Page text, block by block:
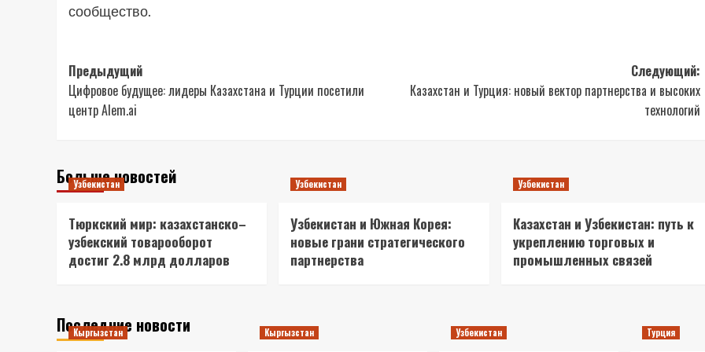
сообщество.
Навигация
записи
Предыдущий
Цифровое будущее: лидеры Казахстана и Турции посетили
центр Alem.ai
Следующий:
Казахстан и Турция: новый вектор партнерства и высоких
технологий
Больше новостей
Узбекистан
Тюркский мир: казахстанско–
узбекский товарооборот
достиг 2.8 млрд долларов
Узбекистан
Узбекистан и Южная Корея:
новые грани стратегического
партнерства
Узбекистан
Казахстан и Узбекистан: путь к
укреплению торговых и
промышленных связей
Последние новости
Кыргызстан Кыргызстан Узбекистан Турция